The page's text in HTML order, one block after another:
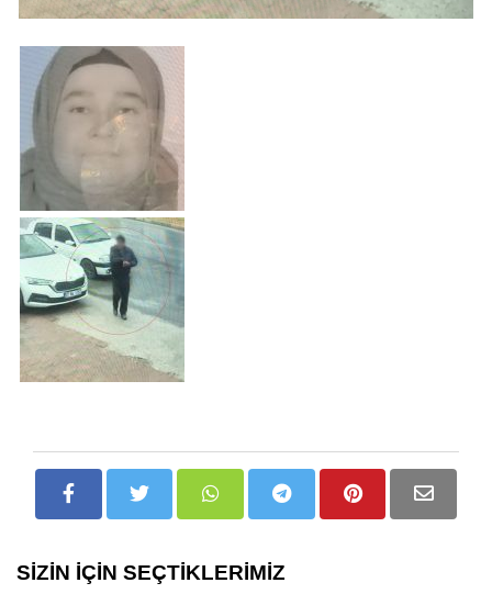
SİZİN İÇİN SEÇTİKLERİMİZ